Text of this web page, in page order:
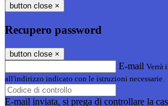
button close ×
Recupero password
button close ×
E-mail Verrà
all'indirizzo indicato con le istruzioni necessarie.
E-mail inviata, si prega di controllare la